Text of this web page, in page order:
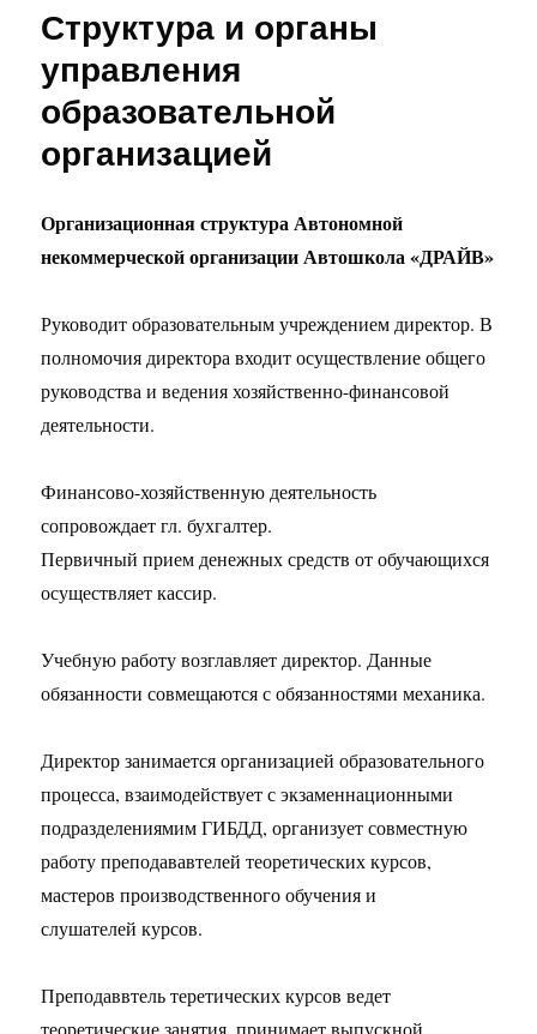
Структура и органы
управления
образовательной
организацией
Организационная структура Автономной
некоммерческой организации Автошкола «ДРАЙВ»
Руководит образовательным учреждением директор. В
полномочия директора входит осуществление общего
руководства и ведения хозяйственно-финансовой
деятельности.
Финансово-хозяйственную деятельность
сопровождает гл. бухгалтер.
Первичный прием денежных средств от обучающихся
осуществляет кассир.
Учебную работу возглавляет директор. Данные
обязанности совмещаются с обязанностями механика.
Директор занимается организацией образовательного
процесса, взаимодействует с экзаменнационными
подразделениямим ГИБДД, организует совместную
работу преподававтелей теоретических курсов,
мастеров производственного обучения и
слушателей курсов.
Преподаввтель теретических курсов ведет